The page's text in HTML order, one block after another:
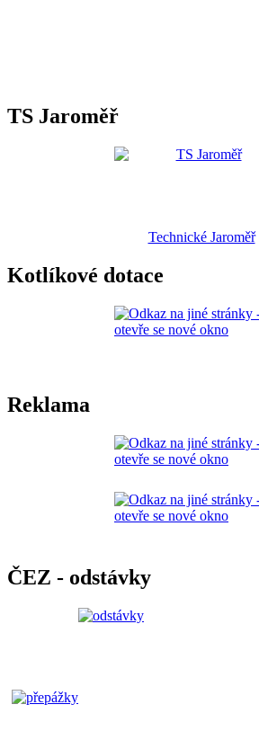
TS Jaroměř
Technické Jaroměř
Kotlíkové dotace
Reklama
ČEZ - odstávky